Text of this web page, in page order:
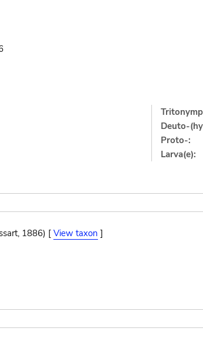
Deuto-
Proto-:
Larva(e):
1886) [View taxon ]